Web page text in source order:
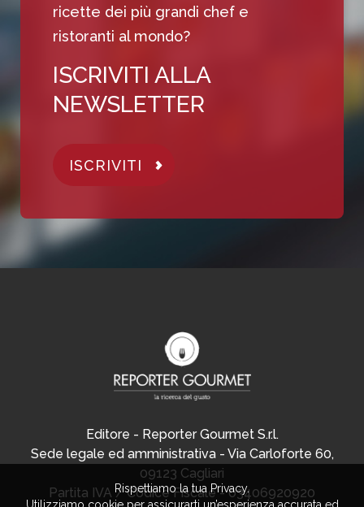
ricette dei più grandi chef e
ristoranti al mondo?
ISCRIVITI ALLA
NEWSLETTER
ISCRIVITI
Editore - Reporter Gourmet S.r.l.
Sede legale ed amministrativa - Via Carloforte 60,
09123 Cagliari
Partita IVA / Codice Fiscale - 03406920920
Rispettiamo la tua Privacy.